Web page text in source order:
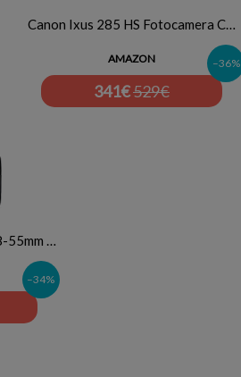
Canon Ixus 285 HS Fotocamera C…
AMAZON
341€529€
–36%
55mm …
–34%